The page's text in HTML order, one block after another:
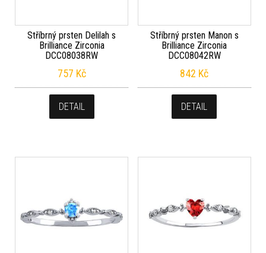
Stříbrný prsten Delilah s
Brilliance Zirconia
DCC08038RW
757 Kč
DETAIL
Stříbrný prsten Manon s
Brilliance Zirconia
DCC08042RW
842 Kč
DETAIL